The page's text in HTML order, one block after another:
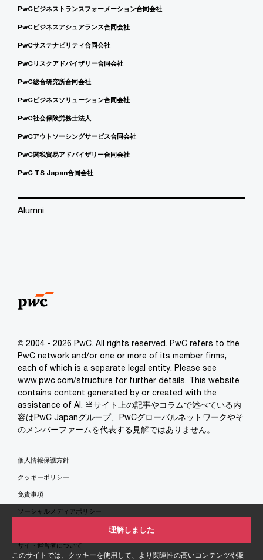
このサイトでは、クッキーを使用して、より関連性の高いコンテンツや販
理解しました
PwCビジネストランスフォーメーション合同会社
PwCビジネスアシュアランス合同会社
PwCサステナビリティ合同会社
PwCリスクアドバイザリー合同会社
PwC総合研究所合同会社
PwCビジネスソリューション合同会社
PwC社会保険労務士法人
PwCアウトソーシングサービス合同会社
PwC関税貿易アドバイザリー合同会社
PwC TS Japan合同会社
Alumni
© 2004 - 2026 PwC. All rights reserved. PwC refers to the
PwC network and/or one or more of its member firms,
each of which is a separate legal entity. Please see
www.pwc.com/structure for further details. This website
contains content generated by or created with the
assistance of AI. 当サイト上の記事やコラムで述べている内
容はPwC Japanグループ、PwCグローバルネットワークやそ
のメンバーファームを代表する見解ではありません。
個人情報保護方針
クッキーポリシー
免責事項
ソーシャルメディアポリシー
サイト運営者について